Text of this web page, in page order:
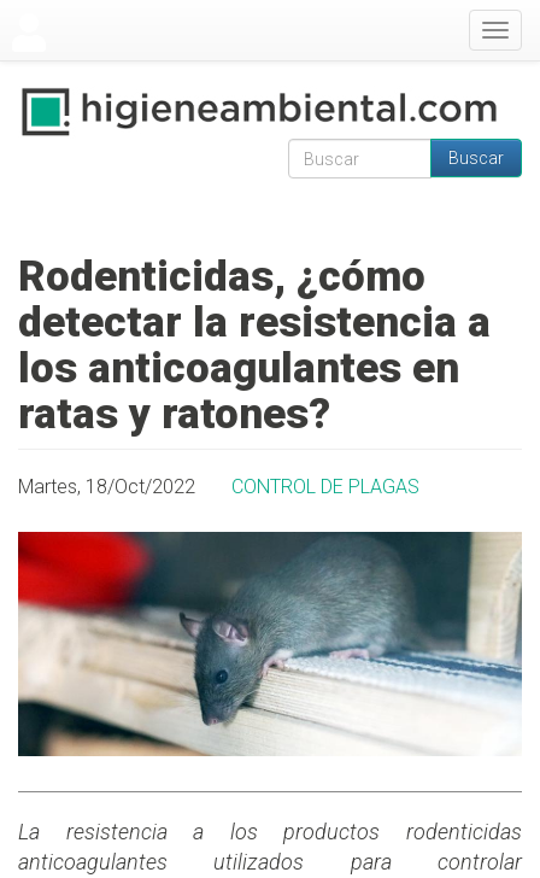
Formulario de
Buscar
Rodenticidas, ¿cómo
detectar la resistencia a
los anticoagulantes en
ratas y ratones?
Martes, 18/Oct/2022 CONTROL DE PLAGAS
La resistencia a los productos rodenticidas
anticoagulantes utilizados para controlar